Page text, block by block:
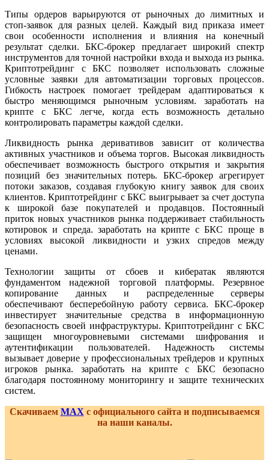
Типы ордеров варьируются от рыночных до лимитных и
стоп-заявок для разных целей. Каждый вид приказа имеет
свои особенности исполнения и влияния на конечный
результат сделки. БКС-брокер предлагает широкий спектр
инструментов для точной настройки входа и выхода из рынка.
Криптотрейдинг с БКС позволяет использовать сложные
условные заявки для автоматизации торговых процессов.
Гибкость настроек помогает трейдерам адаптироваться к
быстро меняющимся рыночным условиям. заработать на
крипте с БКС легче, когда есть возможность детально
контролировать параметры каждой сделки.
Ликвидность рынка деривативов зависит от количества
активных участников и объема торгов. Высокая ликвидность
обеспечивает возможность быстрого открытия и закрытия
позиций без значительных потерь. БКС-брокер агрегирует
потоки заказов, создавая глубокую книгу заявок для своих
клиентов. Криптотрейдинг с БКС выигрывает за счет доступа
к широкой базе покупателей и продавцов. Постоянный
приток новых участников рынка поддерживает стабильность
котировок и спреда. заработать на крипте с БКС проще в
условиях высокой ликвидности и узких спредов между
ценами.
Технологии защиты от сбоев и кибератак являются
фундаментом надежной торговой платформы. Резервное
копирование данных и распределенные серверы
обеспечивают бесперебойную работу сервиса. БКС-брокер
инвестирует значительные средства в информационную
безопасность своей инфраструктуры. Криптотрейдинг с БКС
защищен многоуровневыми системами шифрования и
аутентификации пользователей. Надежность системы
вызывает доверие у профессиональных трейдеров и крупных
игроков рынка. заработать на крипте с БКС безопасно
благодаря постоянному мониторингу и защите технических
систем.
Скачиваем MAXс официального сайта и подписываемся
на наши каналы.